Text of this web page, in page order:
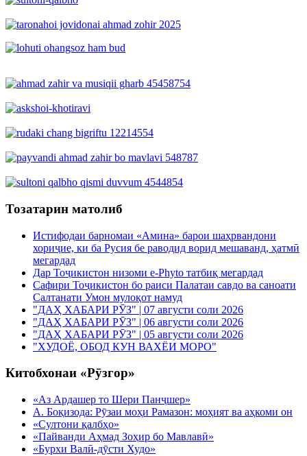
Тозатарин матолиб
Истифодаи барномаи «Амина» барои шаҳрвандони
хориҷие, ки ба Русия бе раводид ворид мешаванд, ҳатмӣ
мегардад
Дар Тоҷикистон низоми e-Phyto татбиқ мегардад
Сафири Тоҷикистон бо раиси Палатаи савдо ва саноати
Салтанати Умон мулоқот намуд
"ДАҲ ХАБАРИ РӮЗ" | 07 августи соли 2026
"ДАҲ ХАБАРИ РӮЗ" | 06 августи соли 2026
"ДАҲ ХАБАРИ РӮЗ" | 05 августи соли 2026
"ХУДОЁ, ОБОД КУН ВАХЁИ МОРО"
Китобхонаи «Рӯзгор»
«Аз Ардашер то Шери Панҷшер»
А. Боқизода: Рӯзаи моҳи Рамазон: моҳият ва аҳкоми он
«Султони қалбҳо»
«Пайванди Аҳмад Зоҳир бо Мавлавӣ»
«Бурхи Валӣ-дӯсти Худо»